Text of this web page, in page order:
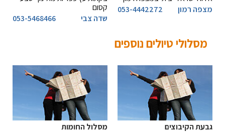
מצפה רמון
053-4442272
קסום
שדה צבי
053-5468466
מסלולי טיולים נוספים
גבעת הקיבוצים מסלול החומות